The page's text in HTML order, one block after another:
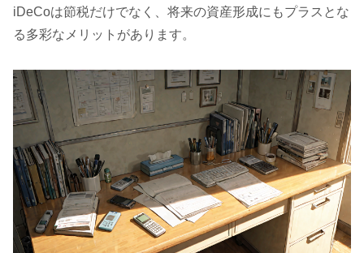
iDeCoは節税だけでなく、将来の資産形成にもプラスとな
る多彩なメリットがあります。